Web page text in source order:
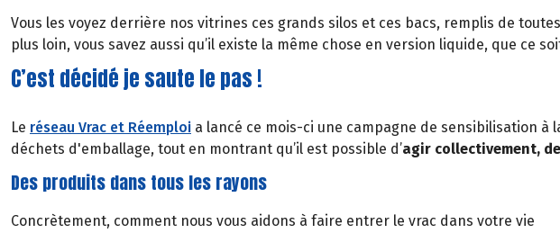
Vous les voyez derrière nos vitrines ces grands silos et ces bacs, remplis de
plus loin, vous savez aussi qu’il existe la même chose en version liquide, que ce
C’est décidé je saute le pas !
Le réseau Vrac et Réemploi a lancé ce mois-ci une campagne de sensibilisation à
déchets d'emballage, tout en montrant qu’il est possible d’agir collectivement,
Des produits dans tous les rayons
Concrètement, comment nous vous aidons à faire entrer le vrac dans votre vie